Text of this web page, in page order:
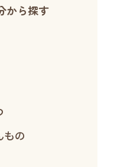
から探す
もの